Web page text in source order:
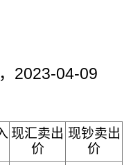
2023-04-09
现汇卖出
价
现钞卖出
价